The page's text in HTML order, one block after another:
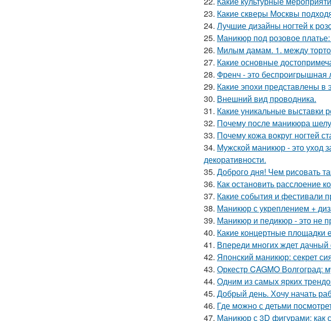
23. Какие скверы Москвы
24. Лучшие дизайны ногтей к
25. Маникюр под розовое
26. Милым дамам. 1. между
27. Какие основные
28. Френч - это
29. Какие эпохи представлены в
30. Внешний вид проводника.
31. Какие уникальные выставки
32. Почему после маникюра
33. Почему кожа вокруг ногтей
34. Мужской маникюр - это уход
декоративности.
35. Доброго дня! Чем рисовать
36. Как остановить расслоение
37. Какие события и фестивали
38. Маникюр с укреплением +
39. Маникюр и педикюр - это не
40. Какие концертные площадки
41. Впереди многих ждет дачный
42. Японский маникюр: секрет
43. Оркестр CAGMO Волгоград:
44. Одним из самых ярких
45. Добрый день. Хочу начать
46. Где можно с детьми
47. Маникюр с 3D фигурами: как